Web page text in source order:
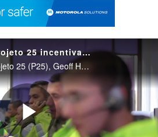
Como o padrão do Projeto 25 incentiva a inovação?
Nosso especialista do Projeto 25 (P25), Geoff Hobar, discute a evolução do padrão P25 e como ele foi projetado para promover a inovação para uma melhor experiência do usuário e, em última análise, comunicações mais eficazes.